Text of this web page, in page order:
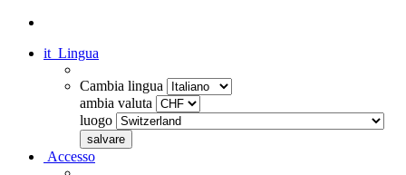
it Lingua
Cambia lingua
ambia valuta
luogo
Accesso